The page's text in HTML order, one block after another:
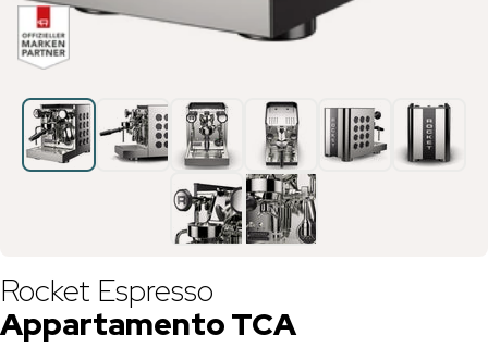
Rocket Espresso
Appartamento TCA